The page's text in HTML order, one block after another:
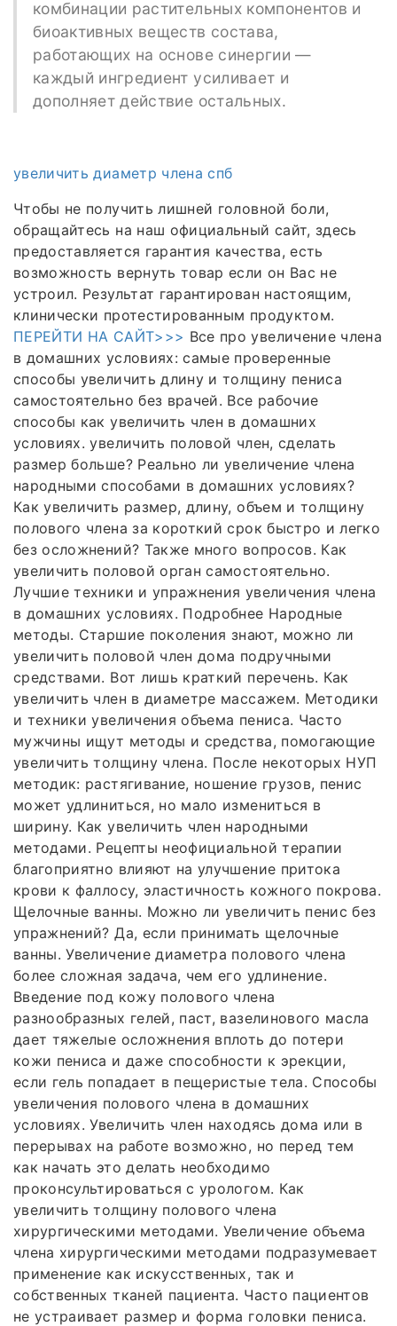
комбинации растительных компонентов и
биоактивных веществ состава,
работающих на основе синергии —
каждый ингредиент усиливает и
дополняет действие остальных.
увеличить диаметр члена спб
Чтобы не получить лишней головной боли,
обращайтесь на наш официальный сайт, здесь
предоставляется гарантия качества, есть
возможность вернуть товар если он Вас не
устроил. Результат гарантирован настоящим,
клинически протестированным продуктом.
ПЕРЕЙТИ НА САЙТ>>> Все про увеличение члена
в домашних условиях: самые проверенные
способы увеличить длину и толщину пениса
самостоятельно без врачей. Все рабочие
способы как увеличить член в домашних
условиях. увеличить половой член, сделать
размер больше? Реально ли увеличение члена
народными способами в домашних условиях?
Как увеличить размер, длину, объем и толщину
полового члена за короткий срок быстро и легко
без осложнений? Также много вопросов. Как
увеличить половой орган самостоятельно.
Лучшие техники и упражнения увеличения члена
в домашних условиях. Подробнее Народные
методы. Старшие поколения знают, можно ли
увеличить половой член дома подручными
средствами. Вот лишь краткий перечень. Как
увеличить член в диаметре массажем. Методики
и техники увеличения объема пениса. Часто
мужчины ищут методы и средства, помогающие
увеличить толщину члена. После некоторых НУП
методик: растягивание, ношение грузов, пенис
может удлиниться, но мало измениться в
ширину. Как увеличить член народными
методами. Рецепты неофициальной терапии
благоприятно влияют на улучшение притока
крови к фаллосу, эластичность кожного покрова.
Щелочные ванны. Можно ли увеличить пенис без
упражнений? Да, если принимать щелочные
ванны. Увеличение диаметра полового члена
более сложная задача, чем его удлинение.
Введение под кожу полового члена
разнообразных гелей, паст, вазелинового масла
дает тяжелые осложнения вплоть до потери
кожи пениса и даже способности к эрекции,
если гель попадает в пещеристые тела. Способы
увеличения полового члена в домашних
условиях. Увеличить член находясь дома или в
перерывах на работе возможно, но перед тем
как начать это делать необходимо
проконсультироваться с урологом. Как
увеличить толщину полового члена
хирургическими методами. Увеличение объема
члена хирургическими методами подразумевает
применение как искусственных, так и
собственных тканей пациента. Часто пациентов
не устраивает размер и форма головки пениса.